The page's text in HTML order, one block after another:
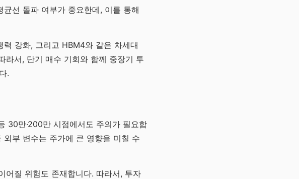
선 돌파 여부가 중요한데, 이를 통해
강화, 그리고 HBM4와 같은 차세대
라서, 단기 매수 기회와 함께 중장기 투
.
30만·200만 시점에서도 주의가 필요합
부 변수는 주가에 큰 영향을 미칠 수
어질 위험도 존재합니다. 따라서, 투자